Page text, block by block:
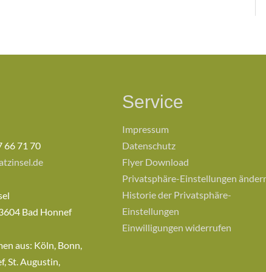
66 71 70
Bad Honnef
aus: Köln, Bonn,
St. Augustin,
Service
Impressum
Datenschutz
Flyer Download
Privatsphäre-Einstellungen
Historie der Privatsphäre-
Einstellungen
Einwilligungen widerrufen